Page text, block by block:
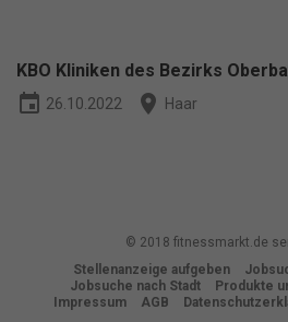
KBO Kliniken des Bezirks
event 26.10.2022 place Haar
© 2018 fitnessmarkt.de
Stellenanzeige aufgeben
Jobsuche nach Stadt
Produkte
Impressum
AGB
powered by Borlabs Cookie